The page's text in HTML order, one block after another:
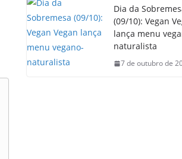
Dia da
(09/10): Vegan
lança menu
naturalista
7 de outubro de